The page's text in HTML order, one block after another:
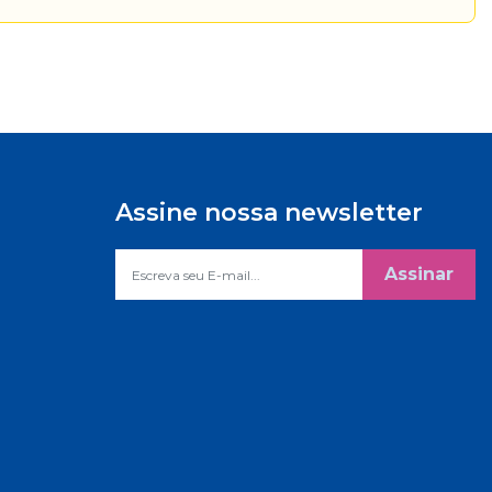
Assine nossa newsletter
Assinar